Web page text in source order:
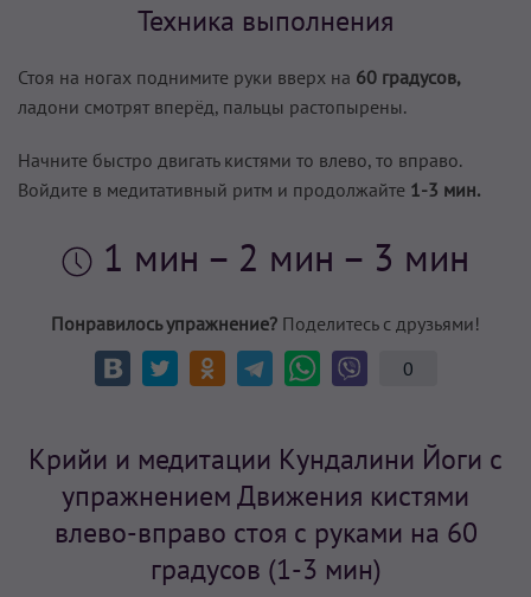
Техника выполнения
Стоя на ногах поднимите руки вверх на 60 градусов,
ладони смотрят вперёд, пальцы растопырены.
Начните быстро двигать кистями то влево, то вправо.
Войдите в медитативный ритм и продолжайте 1-3 мин.
1 мин – 2 мин – 3 мин
Понравилось упражнение? Поделитесь с друзьями!
0
Крийи и медитации Кундалини Йоги с
упражнением Движения кистями
влево-вправо стоя с руками на 60
градусов (1-3 мин)